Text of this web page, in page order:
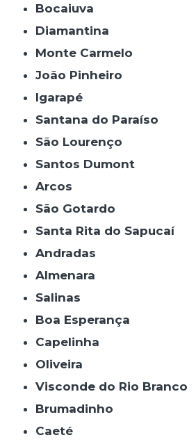
Bocaiuva
Diamantina
Monte Carmelo
João Pinheiro
Igarapé
Santana do Paraíso
São Lourenço
Santos Dumont
Arcos
São Gotardo
Santa Rita do Sapucaí
Andradas
Almenara
Salinas
Boa Esperança
Capelinha
Oliveira
Visconde do Rio Branco
Brumadinho
Caeté